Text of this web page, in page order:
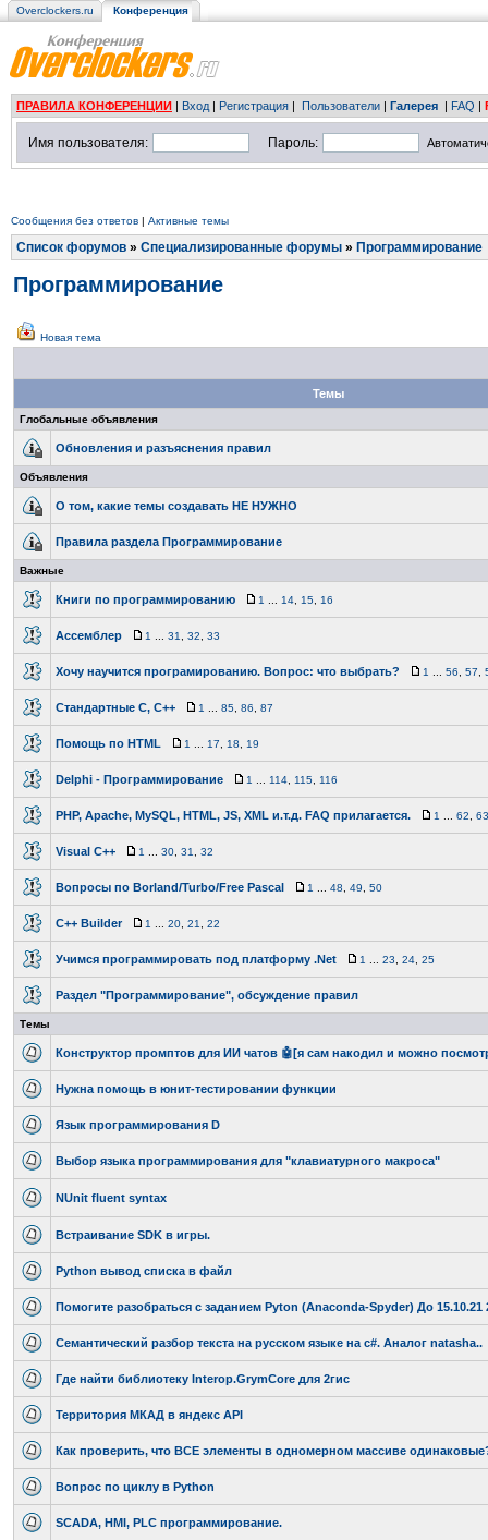
Overclockers.ru Конференция
ПРАВИЛА КОНФЕРЕНЦИИ | Вход | Регистрация | Пользователи | Галерея | FAQ |
Имя пользователя: Пароль:
Сообщения без ответов | Активные темы
Список форумов » Специализированные форумы » Программирование
Программирование
Новая тема
Темы
Глобальные объявления
Обновления и разъяснения правил
Объявления
О том, какие темы создавать НЕ НУЖНО
Правила раздела Программирование
Важные
Книги по программированию 1 14 15 16
Ассемблер 1 31 32 33
Хочу научится програмированию. Вопрос: что выбрать? 1 56 57
Стандартные C, C++ 1 85 86 87
Помощь по HTML 1 17 18 19
Delphi - Программирование 1 114 115 116
PHP, Apache, MySQL, HTML, JS, XML и.т.д. FAQ прилагается. 1 62 63
Visual C++ 1 30 31 32
Вопросы по Borland/Turbo/Free Pascal 1 48 49 50
C++ Builder 1 20 21 22
Учимся программировать под платформу .Net 1 23 24 25
Раздел "Программирование", обсуждение правил
Темы
Конструктор промптов для ИИ чатов 🤖[я сам накодил и можно
Нужна помощь в юнит-тестировании функции
Язык программирования D
Выбор языка программирования для "клавиатурного макроса"
NUnit fluent syntax
Встраивание SDK в игры.
Python вывод списка в файл
Помогите разобраться с заданием Pyton (Anaconda-Spyder) До 15.10.21
Семантический разбор текста на русском языке на c#. Аналог natasha..
Где найти библиотеку Interop.GrymCore для 2гис
Территория МКАД в яндекс API
Как проверить, что ВСЕ элементы в одномерном массиве
Вопрос по циклу в Python
SCADA, HMI, PLC программирование.